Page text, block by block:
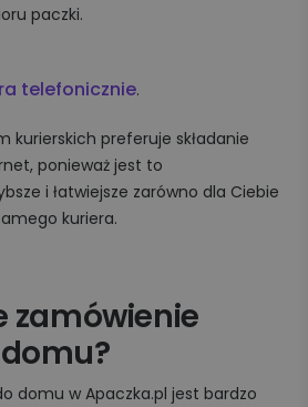
paczki.
telefonicznie.
kurierskich preferuje składanie
ponieważ jest to
i łatwiejsze zarówno dla Ciebie
kuriera.
zamówienie
domu w Apaczka.pl jest bardzo